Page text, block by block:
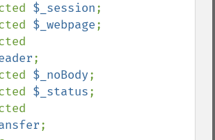
$_session;
$_webpage;
;
$_noBody;
$_status;
;